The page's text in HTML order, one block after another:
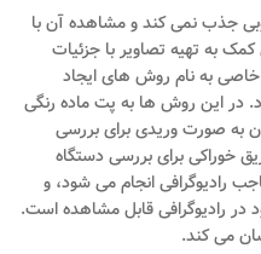
جذب نمی کند و مشاهده آن با
به تهیه تصاویر با جزئیات
خاصی به نام روش های ایجاد
در این روش ها به پت ماده رنگی
به صورت وریدی برای بررسی
خوراکی برای بررسی دستگاه
رادیوگرافی انجام می شود، و
در رادیوگرافی قابل مشاهده است.
می کند.